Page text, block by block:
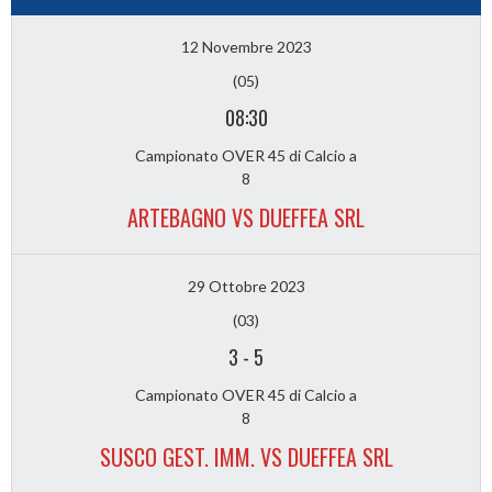
12 Novembre 2023
(05)
08:30
Campionato OVER 45 di Calcio a
8
ARTEBAGNO VS DUEFFEA SRL
29 Ottobre 2023
(03)
3 - 5
Campionato OVER 45 di Calcio a
8
SUSCO GEST. IMM. VS DUEFFEA SRL